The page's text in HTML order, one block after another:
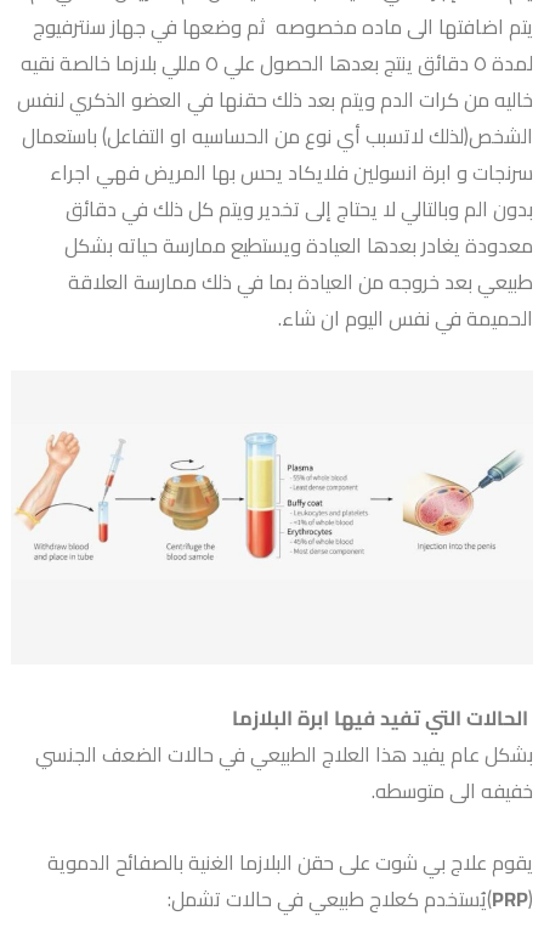
يتم اضافتها الى ماده مخصوصه ثم وضعها في جهاز سنترفيوج
لمدة ٥ دقائق ينتج بعدها الحصول علي ٥ مللي بلازما خالصة نقيه
خاليه من كرات الدم ويتم بعد ذلك حقنها في العضو الذكري لنفس
الشخص(لذلك لاتسبب أي نوع من الحساسيه او التفاعل) باستعمال
سرنجات و ابرة انسولين فلايكاد يحس بها المريض فهي اجراء
بدون الم وبالتالي لا يحتاج إلى تخدير ويتم كل ذلك في دقائق
معدودة يغادر بعدها العيادة ويستطيع ممارسة حياته بشكل
طبيعي بعد خروجه من العيادة بما في ذلك ممارسة العلاقة
الحميمة في نفس اليوم ان شاء.
الحالات التي تفيد فيها ابرة البلازما
بشكل عام يفيد هذا العلاج الطبيعي في حالات الضعف الجنسي
خفيفه الى متوسطه.
يقوم علاج بي شوت على حقن البلازما الغنية بالصفائح الدموية
(
PRP)يُستخدم كعلاج طبيعي في حالات تشمل: